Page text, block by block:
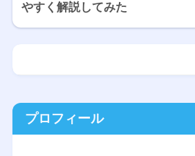
やすく解説してみた
プロフィール